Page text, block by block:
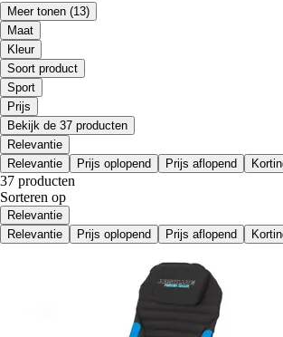
Meer tonen (13)
Maat
Kleur
Soort product
Sport
Prijs
Bekijk de 37 producten
Relevantie
Relevantie
Prijs oplopend Prijs aflopend
37 producten
Sorteren op
Relevantie
Relevantie
Prijs oplopend Prijs aflopend